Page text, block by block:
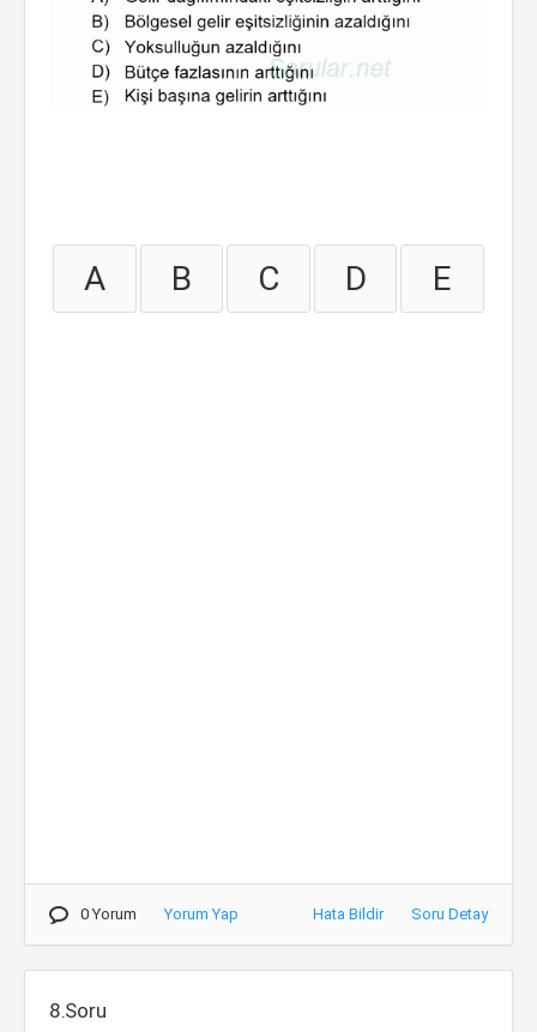
A B C D E
0 Yorum Yorum Yap Hata Bildir Soru Detay
8.Soru